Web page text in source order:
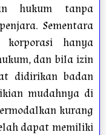
hukum tanpa
Sementara
hanya
dan bila izin
didirikan badan
mudahnya di
kurang
dapat memiliki